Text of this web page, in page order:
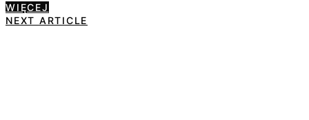
WIĘCEJ
NEXT ARTICLE